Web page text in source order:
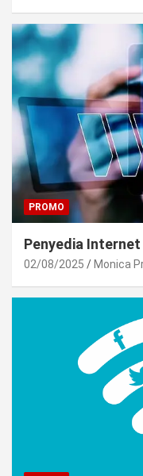
PROMO
Penyedia
02/08/2025 Monica